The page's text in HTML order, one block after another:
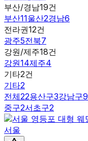
부산/경남19건
부산11울산2경남6
전라권12건
광주5전북7
강원/제주18건
강원14제주4
기타2건
기타2
전체22용산구3강남구9
중구2서초구2
서울